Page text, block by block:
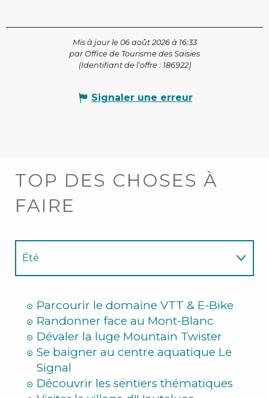
Mis à jour le 06 août 2026 à 16:33
par Office de Tourisme des Saisies
(Identifiant de l'offre : 186922)
Signaler une erreur
TOP DES CHOSES À
FAIRE
Été
Parcourir le domaine VTT & E-Bike
Randonner face au Mont-Blanc
Dévaler la luge Mountain Twister
Se baigner au centre aquatique Le
Signal
Découvrir les sentiers thématiques